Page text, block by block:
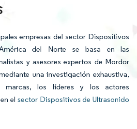
empresas del sector Dispositivos
del Norte se basa en las
y asesores expertos de Mordor
una investigación exhaustiva,
marcas, los líderes y los actores
el sector Dispositivos de Ultrasonido